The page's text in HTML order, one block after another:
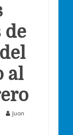
de
al
Juan